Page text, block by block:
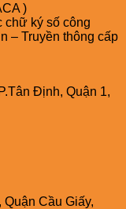
)
chữ ký số công
– Truyền thông cấp
Định, Quận 1,
Cầu Giấy,